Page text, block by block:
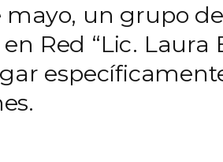
mayo, un grupo
Red “Lic.